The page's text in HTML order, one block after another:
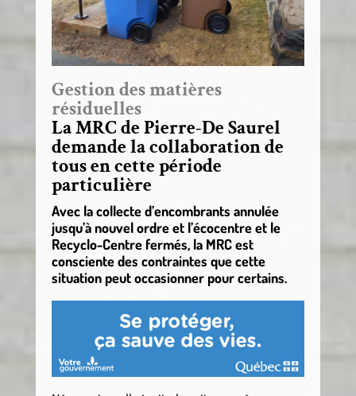
Gestion des matières
résiduelles
La MRC de Pierre-De Saurel
demande la collaboration de
tous en cette période
particulière
Avec la collecte d’encombrants annulée
jusqu’à nouvel ordre et l’écocentre et le
Recyclo-Centre fermés, la MRC est
consciente des contraintes que cette
situation peut occasionner pour certains.